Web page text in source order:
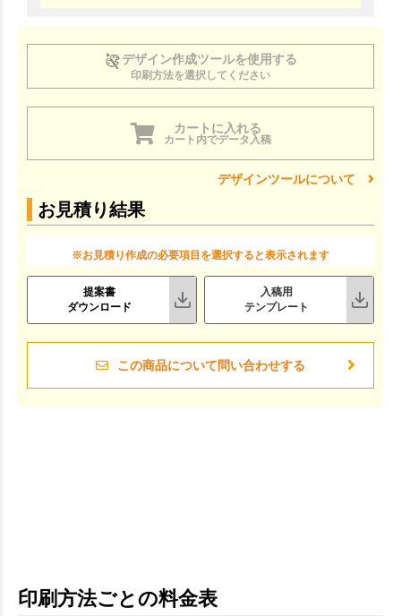
デザイン作成ツールを使用する
印刷方法を選択してください
カートに入れる
カート内でデータ入稿
デザインツールについて
お見積り結果
※お見積り作成の必要項目を選択すると表示されます
提案書
ダウンロード
入稿用
テンプレート
この商品について問い合わせする
印刷方法ごとの料金表